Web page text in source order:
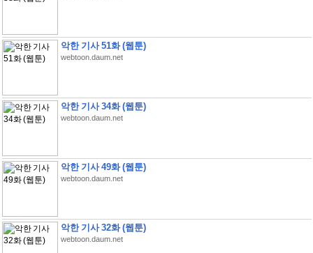
악한 기사 51화 (웹툰)
webtoon.daum.net
악한 기사 34화 (웹툰)
webtoon.daum.net
악한 기사 49화 (웹툰)
webtoon.daum.net
악한 기사 32화 (웹툰)
webtoon.daum.net